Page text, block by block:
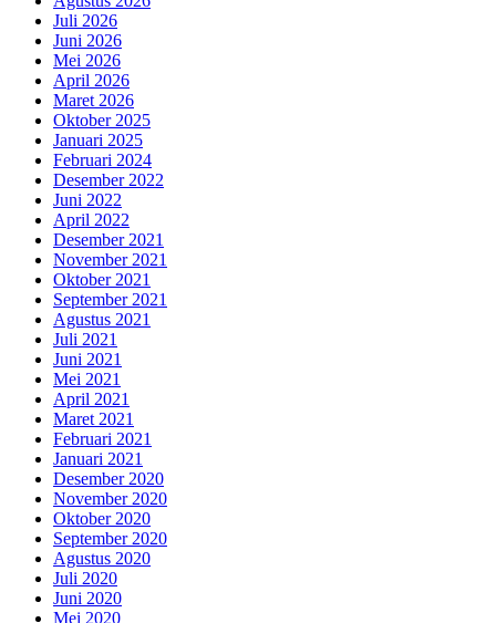
Juli 2026
Juni 2026
Mei 2026
April 2026
Maret 2026
Oktober 2025
Januari 2025
Februari 2024
Desember 2022
Juni 2022
April 2022
Desember 2021
November 2021
Oktober 2021
September 2021
Agustus 2021
Juli 2021
Juni 2021
Mei 2021
April 2021
Maret 2021
Februari 2021
Januari 2021
Desember 2020
November 2020
Oktober 2020
September 2020
Agustus 2020
Juli 2020
Juni 2020
Mei 2020